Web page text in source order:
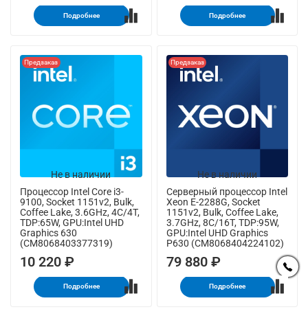
Подробнее Подробнее
Не в наличии
Предзаказ
Процессор Intel Core i3-
9100, Socket 1151v2, Bulk,
Coffee Lake, 3.6GHz, 4C/4T,
TDP:65W, GPU:Intel UHD
Graphics 630
(CM8068403377319)
10 220 ₽
Подробнее
Не в наличии
Предзаказ
Серверный процессор Intel
Xeon E-2288G, Socket
1151v2, Bulk, Coffee Lake,
3.7GHz, 8C/16T, TDP:95W,
GPU:Intel UHD Graphics
P630 (CM8068404224102)
79 880 ₽
Подробнее